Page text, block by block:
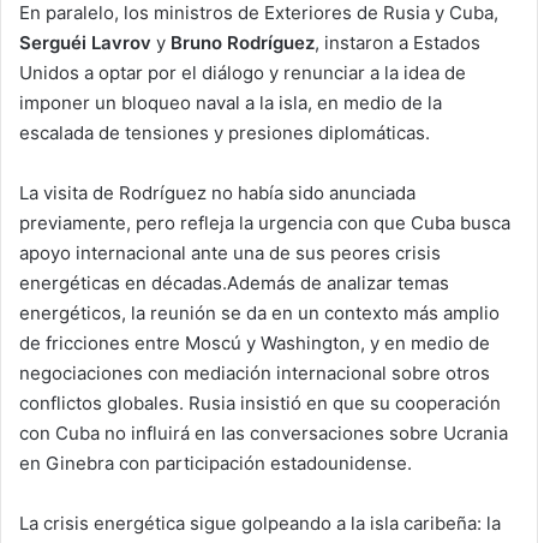
En paralelo, los ministros de Exteriores de Rusia y Cuba,
Serguéi Lavrov y Bruno Rodríguez, instaron a Estados
Unidos a optar por el diálogo y renunciar a la idea de
imponer un bloqueo naval a la isla, en medio de la
escalada de tensiones y presiones diplomáticas.
La visita de Rodríguez no había sido anunciada
previamente, pero refleja la urgencia con que Cuba busca
apoyo internacional ante una de sus peores crisis
energéticas en décadas.Además de analizar temas
energéticos, la reunión se da en un contexto más amplio
de fricciones entre Moscú y Washington, y en medio de
negociaciones con mediación internacional sobre otros
conflictos globales. Rusia insistió en que su cooperación
con Cuba no influirá en las conversaciones sobre Ucrania
en Ginebra con participación estadounidense.
La crisis energética sigue golpeando a la isla caribeña: la